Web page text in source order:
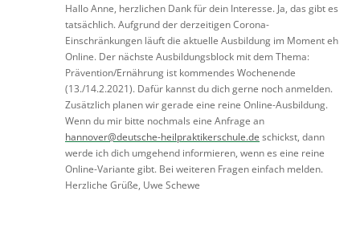
Hallo Anne, herzlichen Dank für dein Interesse. Ja, das gibt es
tatsächlich. Aufgrund der derzeitigen Corona-
Einschränkungen läuft die aktuelle Ausbildung im Moment eh
Online. Der nächste Ausbildungsblock mit dem Thema:
Prävention/Ernährung ist kommendes Wochenende
(13./14.2.2021). Dafür kannst du dich gerne noch anmelden.
Zusätzlich planen wir gerade eine reine Online-Ausbildung.
Wenn du mir bitte nochmals eine Anfrage an
hannover@deutsche-heilpraktikerschule.de schickst, dann
werde ich dich umgehend informieren, wenn es eine reine
Online-Variante gibt. Bei weiteren Fragen einfach melden.
Herzliche Grüße, Uwe Schewe